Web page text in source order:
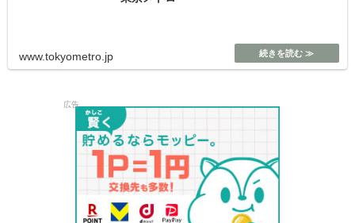
www.tokyometro.jp
広告